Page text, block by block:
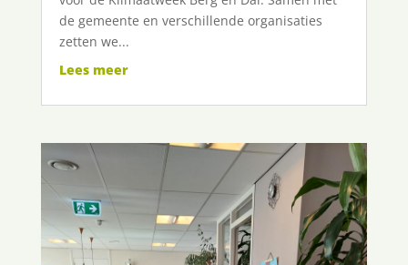
de gemeente en verschillende organisaties
zetten we...
Lees meer